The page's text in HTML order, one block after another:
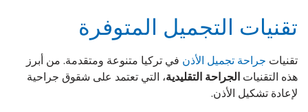
تقنيات التجميل المتوفرة
تقنيات جراحة تجميل الأذن في تركيا متنوعة ومتقدمة. من أبرز
هذه التقنيات الجراحة التقليدية، التي تعتمد على شقوق جراحية
لإعادة تشكيل الأذن.